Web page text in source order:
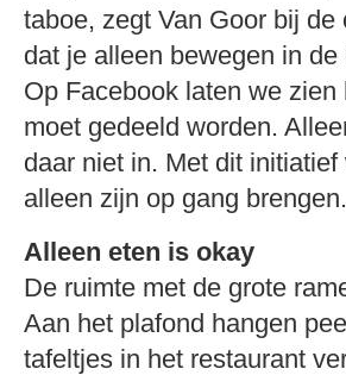
taboe, zegt Van Goor bij
dat je alleen bewegen in
Op Facebook laten we
moet gedeeld worden.
daar niet in. Met dit
alleen zijn op gang brengen.
Alleen eten is okay
De ruimte met de grote
Aan het plafond hangen
tafeltjes in het restaurant